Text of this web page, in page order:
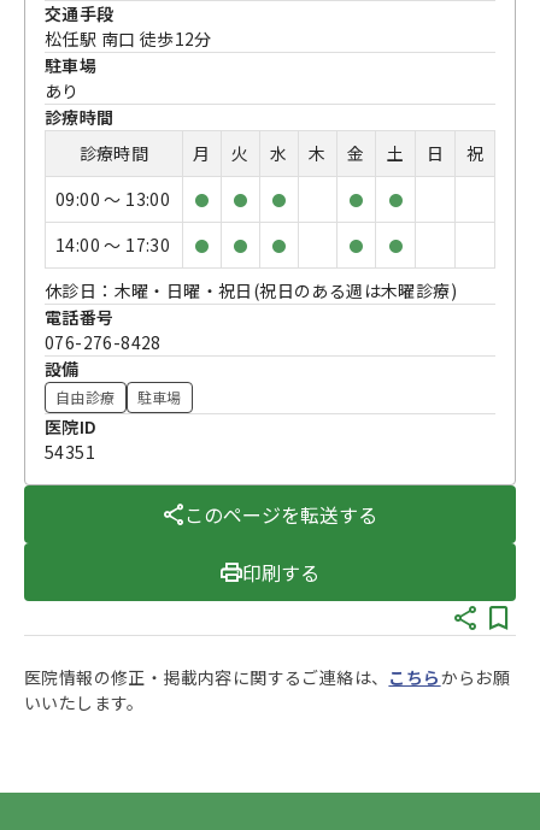
交通手段
松任駅 南口 徒歩12分
駐車場
あり
診療時間
診療時間
月 火 水 木 金 土 日
祝
09:00 〜 13:00
● ● ● ● ●
14:00 〜 17:30 ● ● ● ● ●
休診日：木曜・日曜・祝日(祝日のある週は木曜診療)
電話番号
076-276-8428
設備
自由診療 駐車場
医院ID
54351
このページを転送する
印刷する
医院情報の修正・掲載内容に関するご連絡は、 こちらからお願
いいたします。